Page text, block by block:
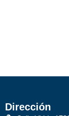
Dirección